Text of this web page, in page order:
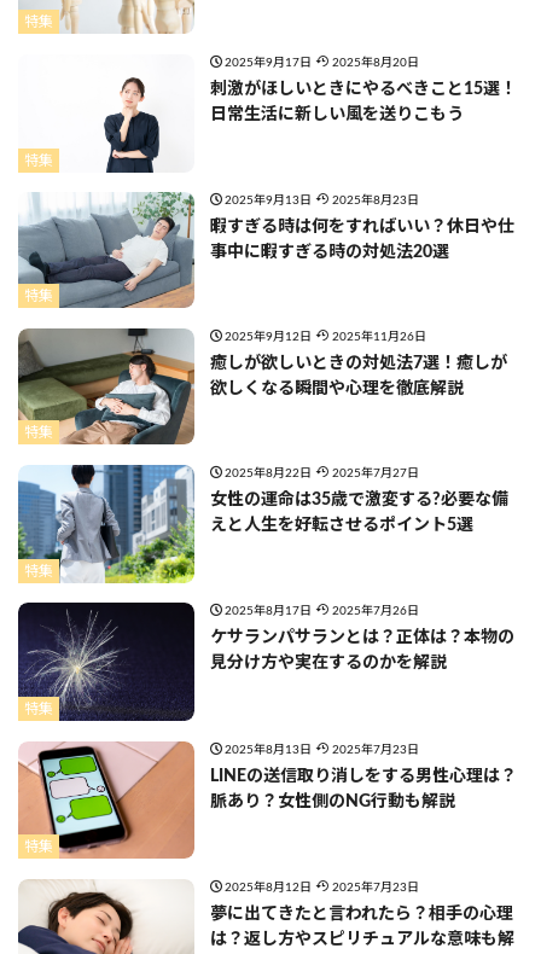
特集
特集
2025年9月17日 2025年8月20日
刺激がほしいときにやるべきこと15選！
日常生活に新しい風を送りこもう
特集
2025年9月13日 2025年8月23日
暇すぎる時は何をすればいい？休日や仕
事中に暇すぎる時の対処法20選
特集
2025年9月12日 2025年11月26日
癒しが欲しいときの対処法7選！癒しが
欲しくなる瞬間や心理を徹底解説
特集
2025年8月22日 2025年7月27日
女性の運命は35歳で激変する?必要な備
えと人生を好転させるポイント5選
特集
2025年8月17日 2025年7月26日
ケサランパサランとは？正体は？本物の
見分け方や実在するのかを解説
特集
2025年8月13日 2025年7月23日
LINEの送信取り消しをする男性心理は？
脈あり？女性側のNG行動も解説
2025年8月12日 2025年7月23日
夢に出てきたと言われたら？相手の心理
は？返し方やスピリチュアルな意味も解